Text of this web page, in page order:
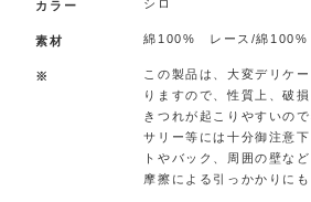
カラー シロ
素材 綿100% レース/綿100%
※
この製品は、大変デリケ
りますので、性質上、破
きつれが起こりやすいの
サリー等には十分御注意
トやバック、周囲の壁な
摩擦による引っかかりにも